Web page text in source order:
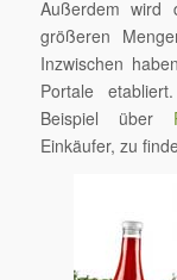
Außerdem wird
größeren
Inzwischen
Portale
Beispiel über
Einkäufer, zu